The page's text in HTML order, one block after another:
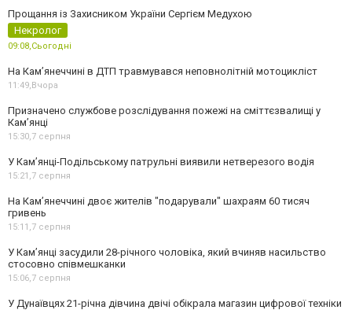
Прощання із Захисником України Сергієм Медухою
Некролог
09:08,Сьогодні
На Кам’янеччині в ДТП травмувався неповнолітній мотоцикліст
11:49,Вчора
Призначено службове розслідування пожежі на сміттєзвалищі у
Кам’янці
15:30,7 серпня
У Кам’янці-Подільському патрульні виявили нетверезого водія
15:21,7 серпня
На Камʼянеччині двоє жителів "подарували" шахраям 60 тисяч
гривень
15:11,7 серпня
У Камʼянці засудили 28-річного чоловіка, який вчиняв насильство
стосовно співмешканки
15:06,7 серпня
У Дунаївцях 21-річна дівчина двічі обікрала магазин цифрової техніки